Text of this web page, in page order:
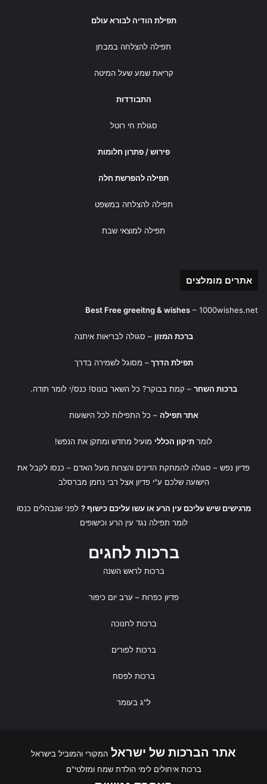
תפילת הודיה לבורא עולם
תפילה להצלחה במבחן
קריאת שמע שעל המיטה
התבודדות
סגולת חי רוטל
פירוש / פתרון חלומות
תפילה להפרשת חלה
תפילה להצלחה במשפט
תפילה למוצאי שבת
אתרים מומלצים
Best Free greeitng & wishes – 1000wishes.net
ברכת המזון – סגולה לבריאות איתנה
תפילת הדרך – מסוגל לשמירה בדרך
ברכות השחר – קמת בבוקר? כל השאר בונוס! כנס/י לומר תודה.
אתר תפילה – כל התפילות לכל הישועות
לומר תיקון הכללי מועיל מחדש ומתקן את הנפש!
פדיון נפש – סגולה להמתקת הדינים והצרות מעל האדם – כנסו לקבל את
הישועה שלכם ע"יפדיון אצל רבי נחמן מברסלב
מרגישים שיש עליכם עין הרע או עשו עליכם כישוף ? לפני שנבהלים כנסו
לומר תפילה נגד עין הרע וכישופים
ברכות לחגים
ברכות לראש השנה
פדיון כפרות – ערב יום כיפור
ברכות לחנוכה
ברכות לפורים
ברכות לפסח
ל"ג בעומר
אתר הברכות של ישראל המקורי והמוביל בישראל
ברכות איחולים לימי הולדת שמח ומזלטי"ם